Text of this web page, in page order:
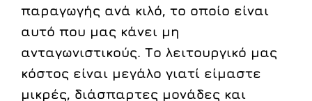
παραγωγής ανά κιλό, το οποίο είναι
αυτό που μας κάνει μη
ανταγωνιστικούς. Το λειτουργικό μας
κόστος είναι μεγάλο γιατί είμαστε
μικρές, διάσπαρτες μονάδες και